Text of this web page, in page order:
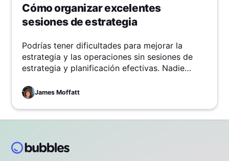
Cómo organizar excelentes
sesiones de estrategia
Podrías tener dificultades para mejorar la
estrategia y las operaciones sin sesiones de
estrategia y planificación efectivas. Nadie
prácticas esenciales para organizar sesiones
de estrategia exitosas y evitar operaciones
estancadas y reuniones poco productivas.
James Moffatt